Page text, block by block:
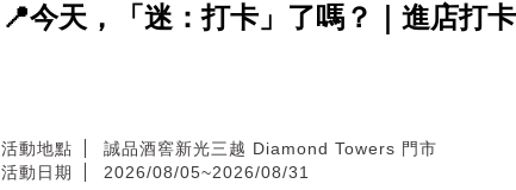
📍今天，「迷：打卡」了嗎？｜進店打
活動地點
誠品酒窖新光三越 Diamond Towers 門市
活動日期
2026/08/05~2026/08/31